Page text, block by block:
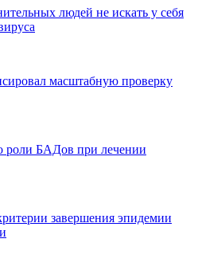
людей не искать у себя
масштабную проверку
роли БАДов при лечении
завершения эпидемии